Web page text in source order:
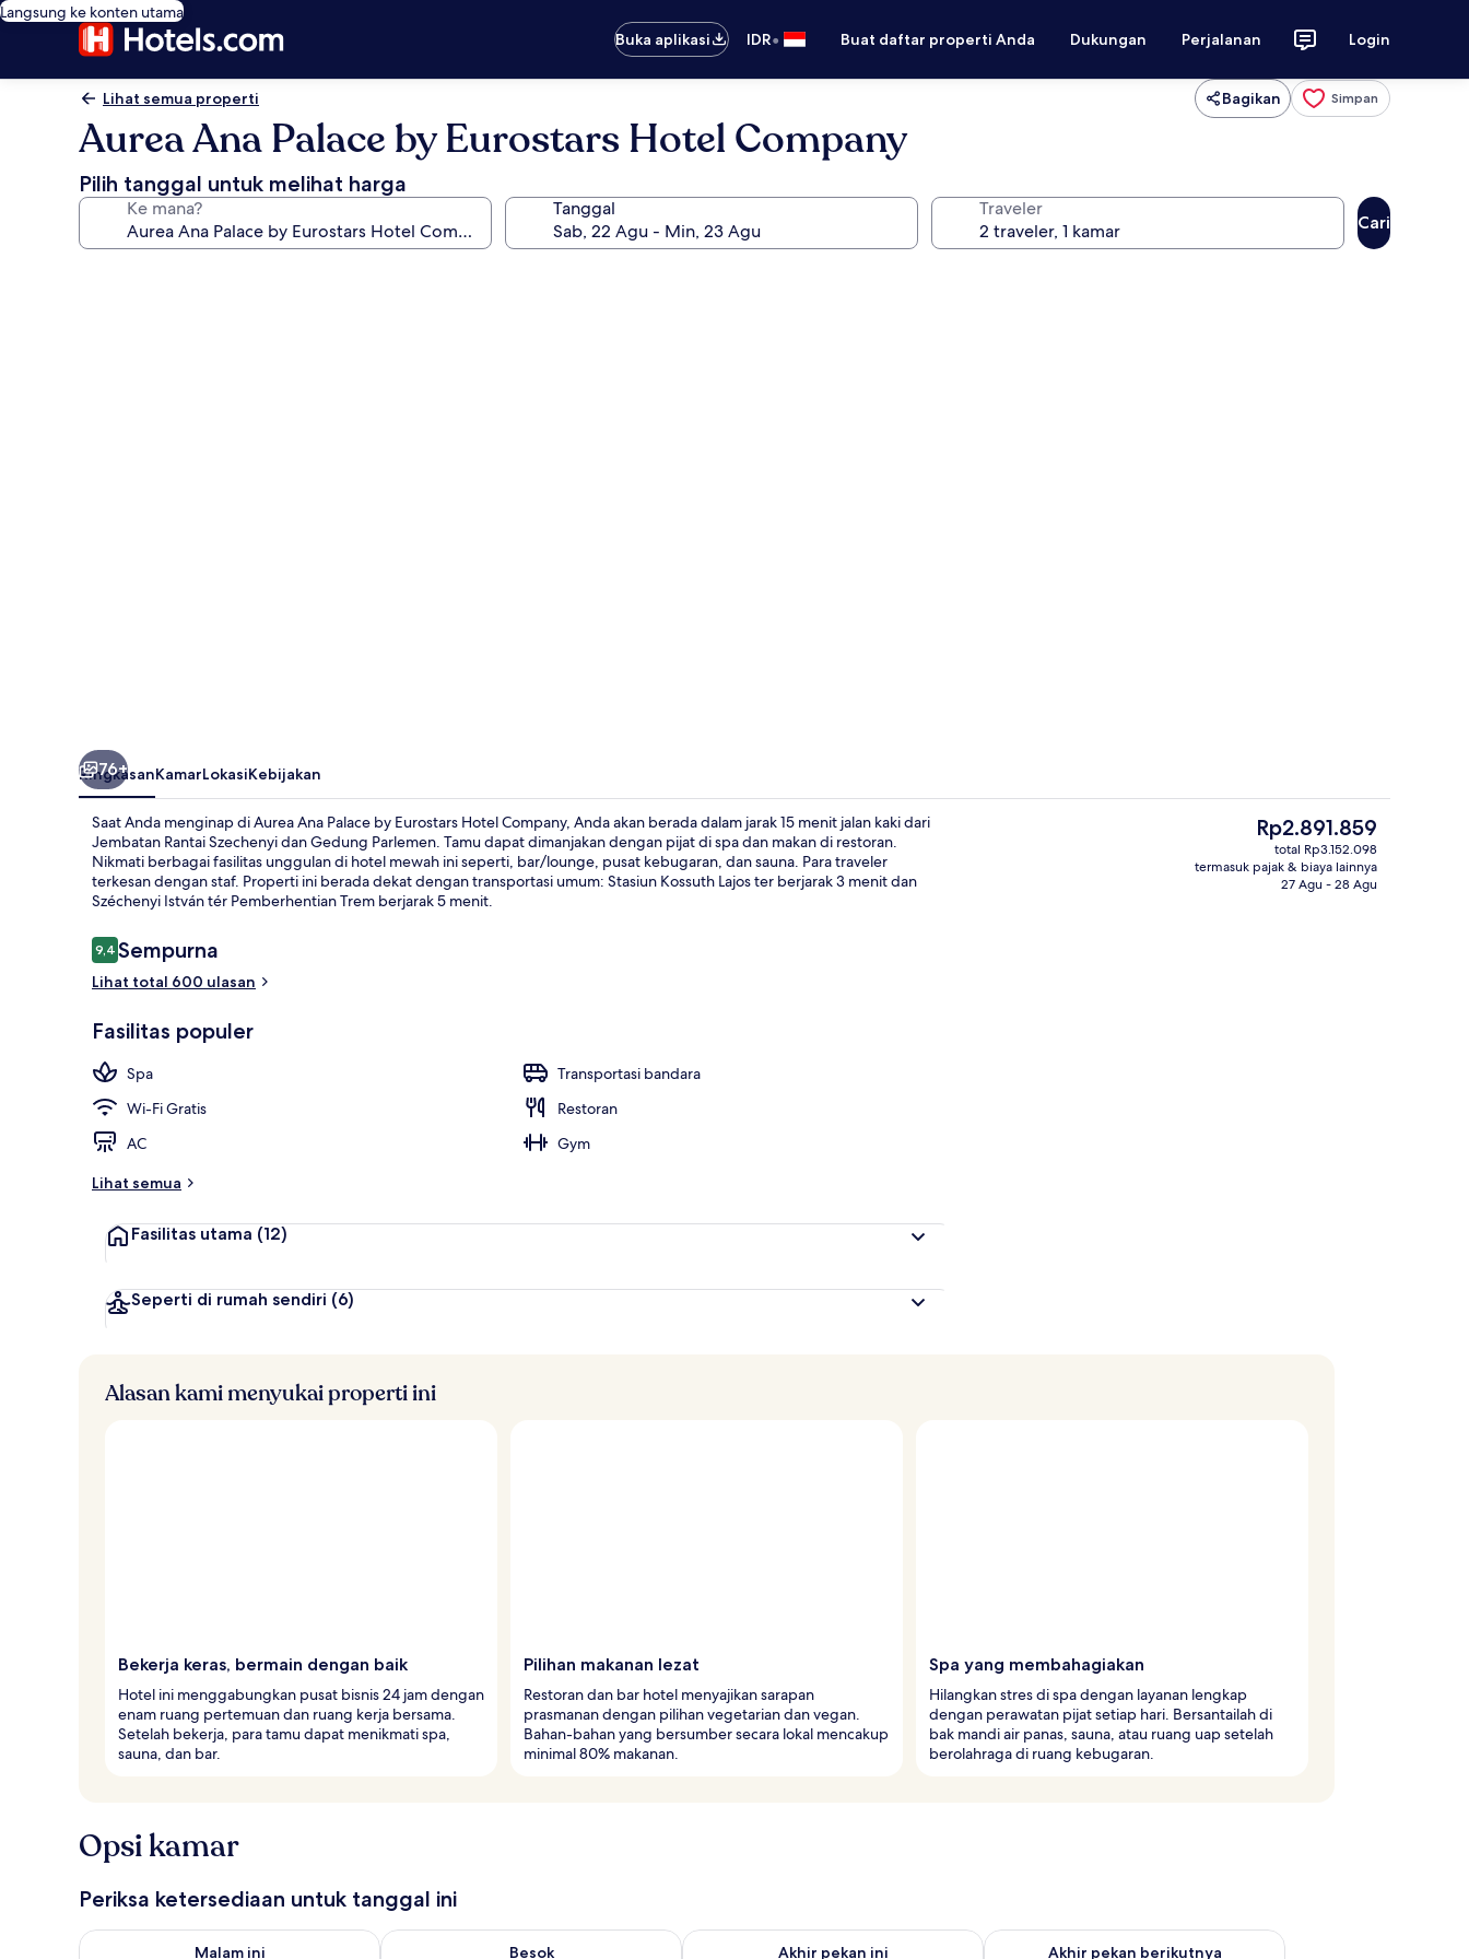
Langsung ke konten utama
Buka aplikasi
IDR• Buat daftar properti Anda Dukungan Perjalanan Login
Lihat semua properti Bagikan Simpan
Aurea Ana Palace by Eurostars Hotel Company
Pilih tanggal untuk melihat harga
Ke mana? Tanggal Traveler
Cari
Lounge lobi Bar (di properti)
76+
RingkasanKamarLokasiKebijakan
Saat Anda menginap di Aurea Ana Palace by Eurostars Hotel Company, Anda akan berada dalam jarak 15 menit jalan kaki dari
Jembatan Rantai Szechenyi dan Gedung Parlemen. Tamu dapat dimanjakan dengan pijat di spa dan makan di restoran.
Nikmati berbagai fasilitas unggulan di hotel mewah ini seperti, bar/lounge, pusat kebugaran, dan sauna. Para traveler
terkesan dengan staf. Properti ini berada dekat dengan transportasi umum: Stasiun Kossuth Lajos ter berjarak 3 menit dan
Széchenyi István tér Pemberhentian Trem berjarak 5 menit.
Ulasan
9,49,4 dari 10
Sempurna
Lihat total 600 ulasan
Fasilitas populer
Spa
Transportasi bandara
Wi-Fi Gratis
Restoran
AC
Gym
Lihat semua
Fasilitas utama (12)
Seperti di rumah sendiri (6)
Harga
saat
ini
Rp2.891.859
Rp2.891.859
total Rp3.152.098
termasuk pajak & biaya lainnya
27 Agu - 28 Agu
Alasan kami menyukai properti ini
Bekerja keras, bermain dengan baik
Hotel ini menggabungkan pusat bisnis 24 jam dengan
enam ruang pertemuan dan ruang kerja bersama.
Setelah bekerja, para tamu dapat menikmati spa,
sauna, dan bar.
Pilihan makanan lezat
Restoran dan bar hotel menyajikan sarapan
prasmanan dengan pilihan vegetarian dan vegan.
Bahan-bahan yang bersumber secara lokal mencakup
minimal 80% makanan.
Spa yang membahagiakan
Hilangkan stres di spa dengan layanan lengkap
dengan perawatan pijat setiap hari. Bersantailah di
bak mandi air panas, sauna, atau ruang uap setelah
berolahraga di ruang kebugaran.
Opsi kamar
Periksa ketersediaan untuk tanggal ini
Malam ini
Periksa ketersediaan untuk malam ini Agu 8 - Agu 9
Besok
Periksa ketersediaan untuk besok Agu 9 - Agu 10
Akhir pekan ini
Periksa ketersediaan untuk akhir pekan ini Agu 14 - Agu 16
Akhir pekan berikutnya
Periksa ketersediaan untuk akhir pekan berikutnya Agu 21 -